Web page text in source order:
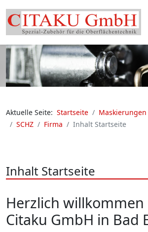
Aktuelle Seite: Startseite Maskierungen
SCHZ
Firma Inhalt Startseite
Inhalt Startseite
Herzlich
Citaku GmbH in Bad